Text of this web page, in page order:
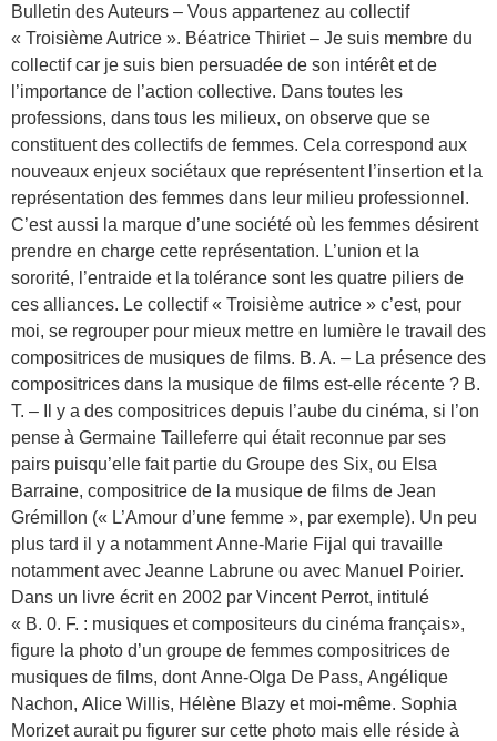
Bulletin des Auteurs – Vous appartenez au collectif
« Troisième Autrice ». Béatrice Thiriet – Je suis membre du
collectif car je suis bien persuadée de son intérêt et de
l’importance de l’action collective. Dans toutes les
professions, dans tous les milieux, on observe que se
constituent des collectifs de femmes. Cela correspond aux
nouveaux enjeux sociétaux que représentent l’insertion et la
représentation des femmes dans leur milieu professionnel.
C’est aussi la marque d’une société où les femmes désirent
prendre en charge cette représentation. L’union et la
sororité, l’entraide et la tolérance sont les quatre piliers de
ces alliances. Le collectif « Troisième autrice » c’est, pour
moi, se regrouper pour mieux mettre en lumière le travail des
compositrices de musiques de films. B. A. – La présence des
compositrices dans la musique de films est-elle récente ? B.
T. – Il y a des compositrices depuis l’aube du cinéma, si l’on
pense à Germaine Tailleferre qui était reconnue par ses
pairs puisqu’elle fait partie du Groupe des Six, ou Elsa
Barraine, compositrice de la musique de films de Jean
Grémillon (« L’Amour d’une femme », par exemple). Un peu
plus tard il y a notamment Anne-Marie Fijal qui travaille
notamment avec Jeanne Labrune ou avec Manuel Poirier.
Dans un livre écrit en 2002 par Vincent Perrot, intitulé
« B. 0. F. : musiques et compositeurs du cinéma français»,
figure la photo d’un groupe de femmes compositrices de
musiques de films, dont Anne-Olga De Pass, Angélique
Nachon, Alice Willis, Hélène Blazy et moi-même. Sophia
Morizet aurait pu figurer sur cette photo mais elle réside à